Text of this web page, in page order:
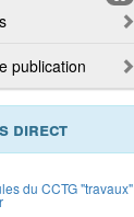
publication
direct
du CCTG "travaux"